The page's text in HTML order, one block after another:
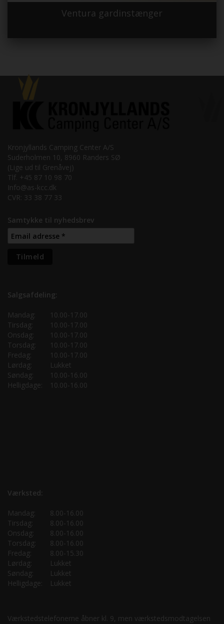
Ventura gardinstænger
Kronjyllands Camping Center A/S
Suderholmen 10, 8960 Randers SØ
(Lige ud til Grenåvej)
Tlf. +45 87 10 98 70
Info@as-kcc.dk
CVR: 33 38 77 33
Samtykke til nyhedsbrev
Salgsafdeling:
Mandag:
10.00-17.00
Tirsdag:
10.00-17.00
Onsdag:
10.00-17.00
Torsdag:
10.00-17.00
Fredag:
10.00-17.00
Lørdag:
Lukket
Søndag:
10.00-16.00
Helligdage:
10.00-16.00
Værksted:
Mandag:
8.00-16.00
Tirsdag:
8.00-16.00
Onsdag:
8.00-16.00
Torsdag:
8.00-16.00
Fredag:
8.00-15.30
Lørdag:
Lukket
Søndag:
Lukket
Helligdage:
Lukket
Værkstedstelefonerne åbner kl. 9, men værkstedsmodtagelsen